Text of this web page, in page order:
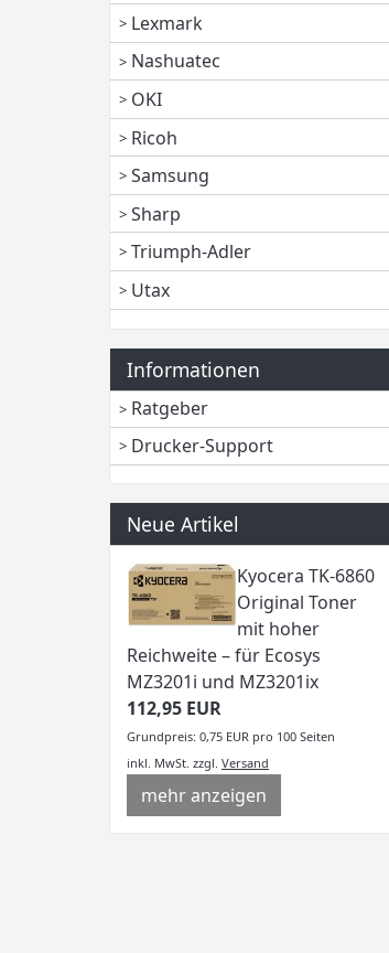
Lexmark
Nashuatec
OKI
Ricoh
Samsung
Sharp
Triumph-Adler
Utax
Informationen
Ratgeber
Drucker-Support
Neue Artikel
Kyocera TK-6860
Original Toner
mit hoher
Reichweite – für Ecosys
MZ3201i und MZ3201ix
112,95 EUR
Grundpreis: 0,75 EUR pro 100 Seiten
inkl. MwSt. zzgl. Versand
mehr anzeigen